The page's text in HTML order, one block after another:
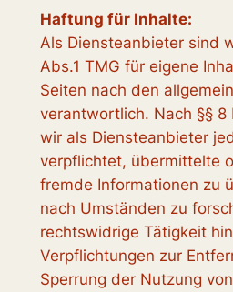
Haftung für Inhalte:
Als Diensteanbieter sind
Abs.1 TMG für eigene
Seiten nach den
verantwortlich. Nach §§ 8
wir als Diensteanbieter
verpflichtet, übermittelte
fremde Informationen zu
nach Umständen zu
rechtswidrige Tätigkeit
Verpflichtungen zur
Sperrung der Nutzung